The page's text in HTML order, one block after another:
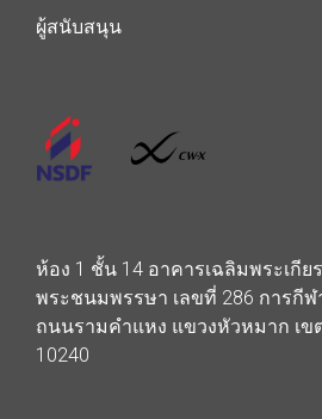
ผู้สนับสนุน
ห้อง 1 ชั้น 14 อาคารเฉลิมพระเกีย
พระชนมพรรษา เลขที่ 286 การกีฬ
ถนนรามคำแหง แขวงหัวหมาก เข
10240